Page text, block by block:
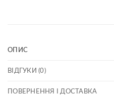
ОПИС
ВІДГУКИ (0)
ПОВЕРНЕННЯ І ДОСТАВКА